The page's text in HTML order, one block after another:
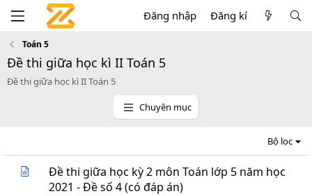
Đăng nhập Đăng kí
Toán 5
Đề thi giữa học kì II Toán 5
Đề thi giữa học kì II Toán 5
Chuyên mục
Bộ lọc
Đề thi giữa học kỳ 2 môn Toán lớp 5 năm học
2021 - Đề số 4 (có đáp án)